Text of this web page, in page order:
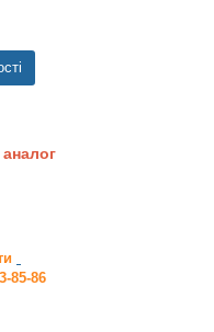
85-86